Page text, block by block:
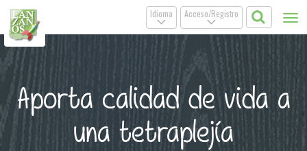
Acceso/Registro
.
Idioma
.
Aporta calidad de vida a
una tetraplejía